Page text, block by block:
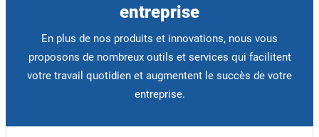
entreprise
En plus de nos produits et innovations, nous vous
proposons de nombreux outils et services qui facilitent
votre travail quotidien et augmentent le succès de votre
entreprise.